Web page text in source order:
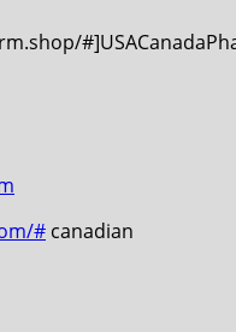
# canadian